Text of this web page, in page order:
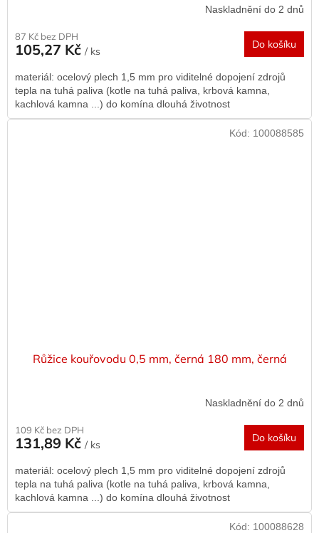
Naskladnění do 2 dnů
87 Kč bez DPH
105,27 Kč / ks
Do košíku
materiál: ocelový plech 1,5 mm pro viditelné dopojení zdrojů
tepla na tuhá paliva (kotle na tuhá paliva, krbová kamna,
kachlová kamna ...) do komína dlouhá životnost
Růžice kouřovodu 0,5 mm, černá 180 mm, černá
Naskladnění do 2 dnů
109 Kč bez DPH
131,89 Kč / ks
Do košíku
materiál: ocelový plech 1,5 mm pro viditelné dopojení zdrojů
tepla na tuhá paliva (kotle na tuhá paliva, krbová kamna,
kachlová kamna ...) do komína dlouhá životnost
Kód: 100088585
Kód: 100088628